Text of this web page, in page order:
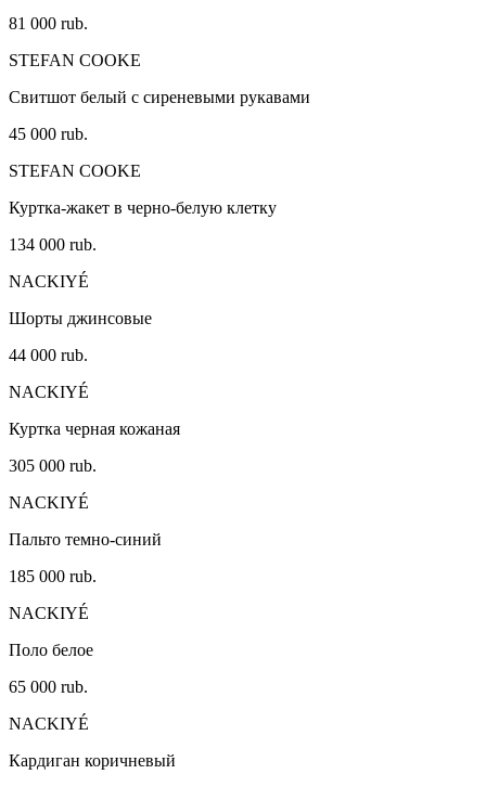
81 000 rub.
STEFAN COOKE
Свитшот белый с сиреневыми рукавами
45 000 rub.
STEFAN COOKE
Куртка-жакет в черно-белую клетку
134 000 rub.
NACKIYÉ
Шорты джинсовые
44 000 rub.
NACKIYÉ
Куртка черная кожаная
305 000 rub.
NACKIYÉ
Пальто темно-синий
185 000 rub.
NACKIYÉ
Поло белое
65 000 rub.
NACKIYÉ
Кардиган коричневый